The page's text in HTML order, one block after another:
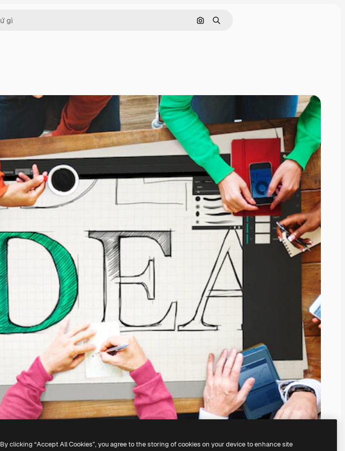
Tìm kiếm bằng hình ảnh
Tìm kiếm
By clicking “Accept All Cookies”, you agree to the storing of cookies on your device to enhance site